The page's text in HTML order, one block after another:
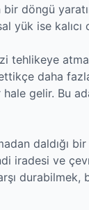
döngü
yük ise kalıcı
tehlikeye
daha
gelir. Bu
daldığı bir
iradesi ve
durabilmek,